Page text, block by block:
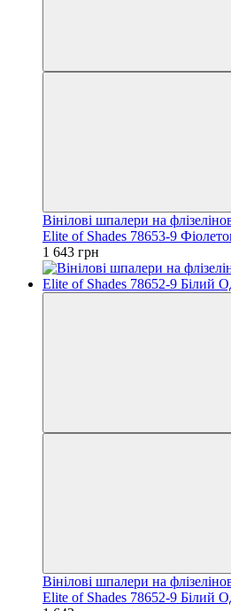
Вінілові шпалери на
Elite of Shades 78653-9
1 643 грн
Вінілові шпалери на
Elite of Shades 78652-9 Білий